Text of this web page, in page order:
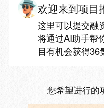
欢迎来到项目
这里可以提交融
将通过AI助手帮
目有机会获得36
您希望进行的